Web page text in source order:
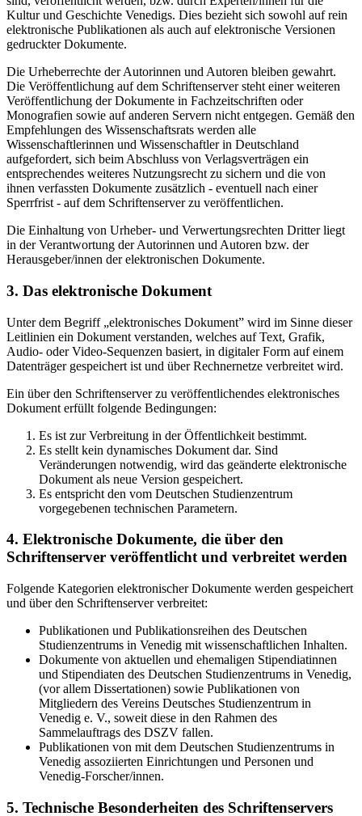
Kultur und Geschichte Venedigs. Dies bezieht sich sowohl auf rein
elektronische Publikationen als auch auf elektronische Versionen
gedruckter Dokumente.
Die Urheberrechte der Autorinnen und Autoren bleiben gewahrt.
Die Veröffentlichung auf dem Schriftenserver steht einer weiteren
Veröffentlichung der Dokumente in Fachzeitschriften oder
Monografien sowie auf anderen Servern nicht entgegen. Gemäß den
Empfehlungen des Wissenschaftsrats werden alle
Wissenschaftlerinnen und Wissenschaftler in Deutschland
aufgefordert, sich beim Abschluss von Verlagsverträgen ein
entsprechendes weiteres Nutzungsrecht zu sichern und die von
ihnen verfassten Dokumente zusätzlich - eventuell nach einer
Sperrfrist - auf dem Schriftenserver zu veröffentlichen.
Die Einhaltung von Urheber- und Verwertungsrechten Dritter liegt
in der Verantwortung der Autorinnen und Autoren bzw. der
Herausgeber/innen der elektronischen Dokumente.
3. Das elektronische Dokument
Unter dem Begriff „elektronisches Dokument” wird im Sinne dieser
Leitlinien ein Dokument verstanden, welches auf Text, Grafik,
Audio- oder Video-Sequenzen basiert, in digitaler Form auf einem
Datenträger gespeichert ist und über Rechnernetze verbreitet wird.
Ein über den Schriftenserver zu veröffentlichendes elektronisches
Dokument erfüllt folgende Bedingungen:
Es ist zur Verbreitung in der Öffentlichkeit bestimmt.
Es stellt kein dynamisches Dokument dar. Sind
Veränderungen notwendig, wird das geänderte elektronische
Dokument als neue Version gespeichert.
Es entspricht den vom Deutschen Studienzentrum
vorgegebenen technischen Parametern.
4. Elektronische Dokumente, die über den
Schriftenserver veröffentlicht und verbreitet werden
Folgende Kategorien elektronischer Dokumente werden gespeichert
und über den Schriftenserver verbreitet:
Publikationen und Publikationsreihen des Deutschen
Studienzentrums in Venedig mit wissenschaftlichen Inhalten.
Dokumente von aktuellen und ehemaligen Stipendiatinnen
und Stipendiaten des Deutschen Studienzentrums in Venedig,
(vor allem Dissertationen) sowie Publikationen von
Mitgliedern des Vereins Deutsches Studienzentrum in
Venedig e. V., soweit diese in den Rahmen des
Sammelauftrags des DSZV fallen.
Publikationen von mit dem Deutschen Studienzentrums in
Venedig assoziierten Einrichtungen und Personen und
Venedig-Forscher/innen.
5. Technische Besonderheiten des Schriftenservers